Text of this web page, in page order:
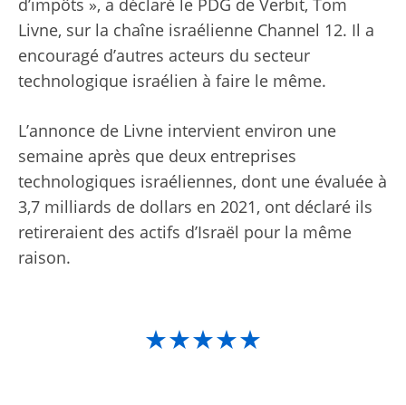
d’impôts », a déclaré le PDG de Verbit, Tom
Livne, sur la chaîne israélienne Channel 12. Il a
encouragé d’autres acteurs du secteur
technologique israélien à faire le même.
L’annonce de Livne intervient environ une
semaine après que deux entreprises
technologiques israéliennes, dont une évaluée à
3,7 milliards de dollars en 2021, ont déclaré ils
retireraient des actifs d’Israël pour la même
raison.
★★★★★